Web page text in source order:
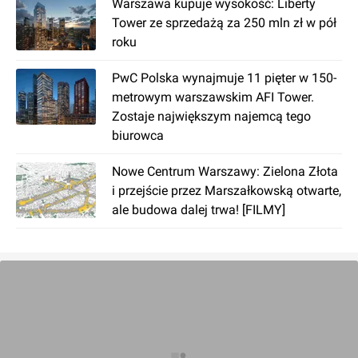
centrum miasta z Wesołej?
Z Wesołej do centrum miasta najszybciej
dojedziemy pociągiem (Szybką Koleją Miejską)
w ok. 20 minut. Podróż autobusem do
Śródmieścia zajmuje ok. 1 godzinę. W weekend
dojazd samochodem do centrum trwa około 30
Niestety tramwaje ani metro nie kursują do
Wesołej. Najbliższy przystanek tramwajowy
znajduje się przy Dworcu Wschodnim na granicy
dzielnic Praga-Południe i Praga-Północ. Z kolei
terenie dzielnicy kursuje 8 linii autobusowych,
Warszawa kupuje wysokość: Liberty
Tower ze sprzedażą za 250 mln zł w pół
roku
PwC Polska wynajmuje 11 pięter w 150-
metrowym warszawskim AFI Tower.
Zostaje największym najemcą tego
biurowca
Nowe Centrum Warszawy: Zielona Złota
i przejście przez Marszałkowską otwarte,
ale budowa dalej trwa! [FILMY]